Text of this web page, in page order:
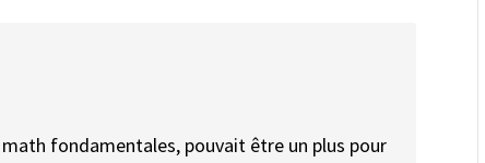
fondamentales, pouvait être un plus pour